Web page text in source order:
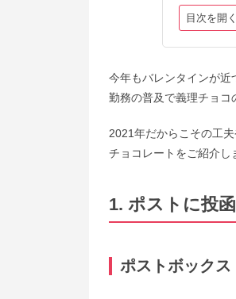
目次を開く
今年もバレンタインが
勤務の普及で義理チョ
2021年だからこその工
チョコレートをご紹介し
1. ポストに投
ポストボックス